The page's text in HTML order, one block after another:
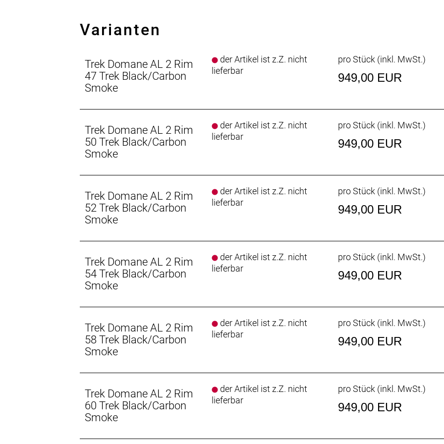
- Dank DuoTrap S-Kompatibilität kannst du deine Ausfahrten drahtlos verfolgen und deine
Die Pedale sind zwei der fünf Kontaktpunkte, die dich mit deinem Fahrrad verbinden. Und
Pedale ausgeliefert wird, kann ein Pedal-Upgrade für mehr Kontrolle und Grip dein
unseres Pedalratgebers findest du die besten Modelle passend zu deinem Fahrstil. Für
Plattformpedale.
Rahmen: 100 Series Alpha Aluminium, Schutzblechösen, DuoTrap S-kompatibel,
Gangschaltung: Shimano Claris R2000, mittellanger Käfig, max. 34 Z. an größtem Ritzel
Schalthebel: Shimano Claris ST-R2000-R, 8 speed, right // Shimano Claris ST-R2000-L, 8 speed,
Hinterradbremse: Aluminium, Dual Pivot // Aluminium, Dual Pivot // Aluminium, Dual Pivot
Reifen: Bontrager R1 Hard-Case Lite, Drahtwulstkern, 60 TPI, 700 x 28 mm
Schaltwerk vorne: Shimano Claris R2000, 31,8 mm Klemmdurchmesser
Kurbelsatz: Shimano RS200, 50/34 (Compact), 175 mm Kurbelarmlänge
Shimano UN300, 68 mm, Gewindepatronenlager, 110 mm Achslänge
Varianten
Trek Domane AL 2 Rim
47 Trek Black/Carbon
Smoke
der Artikel ist z.Z. nicht
lieferbar
pro Stück (inkl. MwSt.)
949,00 EUR
Trek Domane AL 2 Rim
50 Trek Black/Carbon
Smoke
der Artikel ist z.Z. nicht
lieferbar
pro Stück (inkl. MwSt.)
949,00 EUR
Trek Domane AL 2 Rim
52 Trek Black/Carbon
Smoke
der Artikel ist z.Z. nicht
lieferbar
pro Stück (inkl. MwSt.)
949,00 EUR
Trek Domane AL 2 Rim
54 Trek Black/Carbon
Smoke
der Artikel ist z.Z. nicht
lieferbar
pro Stück (inkl. MwSt.)
949,00 EUR
Trek Domane AL 2 Rim
58 Trek Black/Carbon
Smoke
der Artikel ist z.Z. nicht
lieferbar
pro Stück (inkl. MwSt.)
949,00 EUR
Trek Domane AL 2 Rim
60 Trek Black/Carbon
Smoke
der Artikel ist z.Z. nicht
lieferbar
pro Stück (inkl. MwSt.)
949,00 EUR